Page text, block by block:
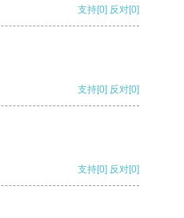
支持[0] 反对[0]
支持[0] 反对[0]
支持[0] 反对[0]